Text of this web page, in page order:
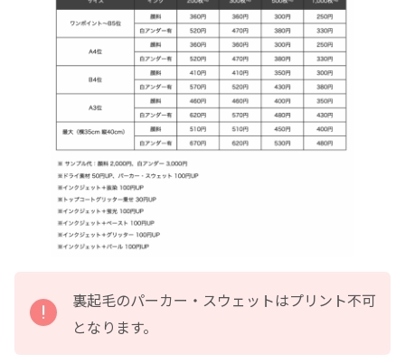
裏起毛のパーカー・スウェットはプリント不可
となります。